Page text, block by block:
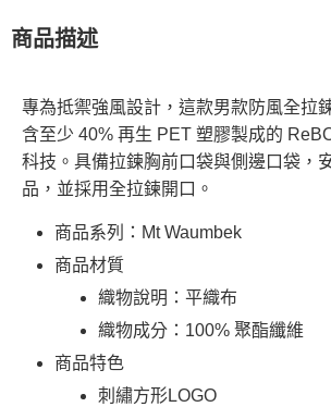
商品描述
專為抵禦強風設計，這款男款防風全拉
含至少 40% 再生 PET 塑膠製成的
科技。具備拉鍊胸前口袋與側邊口袋，
品，並採用全拉鍊開口。
商品系列：Mt Waumbek
商品材質
織物說明：平織布
織物成分：100% 聚酯纖維
商品特色
刺繡方形LOGO